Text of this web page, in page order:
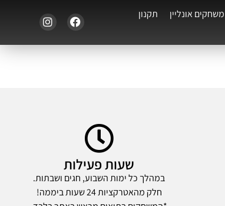
משחקים אונליין
תקנון
שעות פעילות
במהלך כל ימות השבוע, חגים ושבתות.
חלק מהאטרקציות 24 שעות ביממה!